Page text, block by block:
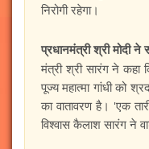
निरोगी रहेगा।
प्रधानमंत्री श्री मोदी
मंत्री श्री सारंग ने कहा
पूज्य महात्मा गांधी को
का वातावरण है। 'एक
विश्वास कैलाश सारंग ने